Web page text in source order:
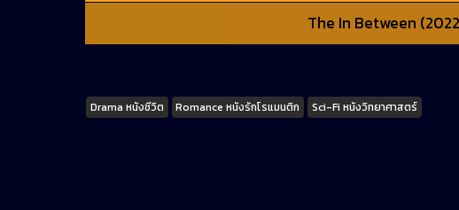
The In Between
Tags
Drama หนังชีวิต Romance หนังรักโรแมนติก Sci-Fi หนังวิทยาศาสตร์